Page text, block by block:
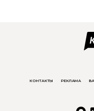
КОНТАКТЫ РЕКЛАМА